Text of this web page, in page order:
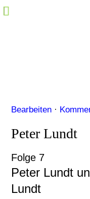
Hörspiel-
M@il
Community
Bearbeiten ·
Peter Lundt
Folge 7
Peter Lundt
Lundt